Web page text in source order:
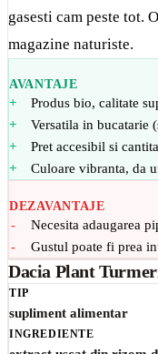
gasesti cam peste tot.
magazine naturiste.
AVANTAJE
Produs bio, calitate
Versatila in bucatarie
Pret accesibil si
Culoare vibranta, da
DEZAVANTAJE
Necesita adaugarea
Gustul poate fi prea
Dacia Plant
TIP
supliment alimentar
INGREDIENTE